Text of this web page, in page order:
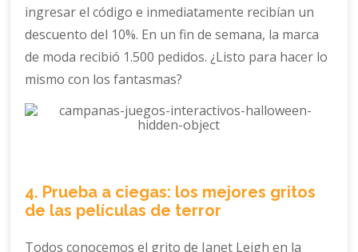
ingresar el código e inmediatamente recibían un
descuento del 10%. En un fin de semana, la marca
de moda recibió 1.500 pedidos. ¿Listo para hacer lo
mismo con los fantasmas?
4. Prueba a ciegas: los mejores gritos
de las películas de terror
Todos conocemos el grito de Janet Leigh en la